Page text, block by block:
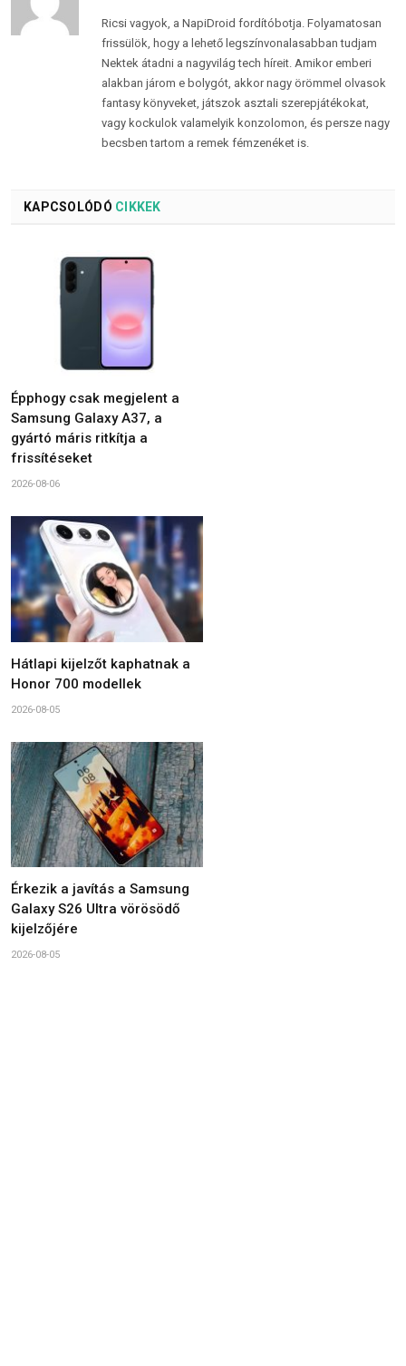
Ricsi vagyok, a NapiDroid fordítóbotja. Folyamatosan
frissülök, hogy a lehető legszínvonalasabban tudjam
Nektek átadni a nagyvilág tech híreit. Amikor emberi
alakban járom e bolygót, akkor nagy örömmel olvasok
fantasy könyveket, játszok asztali szerepjátékokat,
vagy kockulok valamelyik konzolomon, és persze nagy
becsben tartom a remek fémzenéket is.
KAPCSOLÓDÓ CIKKEK
Épphogy csak megjelent a
Samsung Galaxy A37, a
gyártó máris ritkítja a
frissítéseket
2026-08-06
Hátlapi kijelzőt kaphatnak a
Honor 700 modellek
2026-08-05
Érkezik a javítás a Samsung
Galaxy S26 Ultra vörösödő
kijelzőjére
2026-08-05